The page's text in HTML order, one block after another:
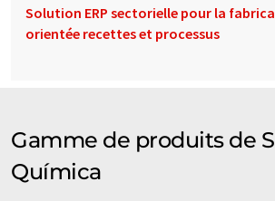
Solution ERP sectorielle pour la
orientée recettes et processus
Gamme de produits de
Química